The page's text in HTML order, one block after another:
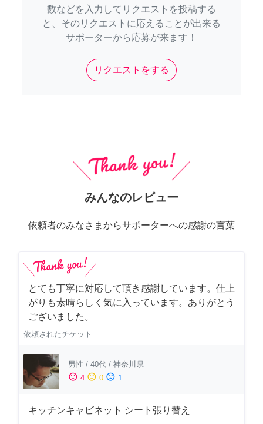
数などを入力してリクエストを投稿する
と、そのリクエストに応えることが出来る
サポーターから応募が来ます！
リクエストをする
みんなのレビュー
依頼者のみなさまからサポーターへの感謝の言葉
とても丁寧に対応して頂き感謝しています。仕上
がりも素晴らしく気に入っています。ありがとう
ございました。
依頼されたチケット
男性 / 40代 / 神奈川県
sentiment_satisfied 4 sentiment_neutral 0 sentiment_dissatisfied 1
キッチンキャビネット シート張り替え